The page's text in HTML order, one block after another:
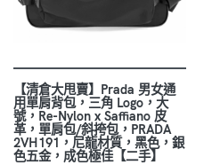
【清倉大甩賣】Prada 男女通
用單肩背包，三角 Logo，大
號，Re-Nylon x Saffiano 皮
革，單肩包/斜挎包，PRADA
2VH191，尼龍材質，黑色，銀
色五金，成色極佳【二手】